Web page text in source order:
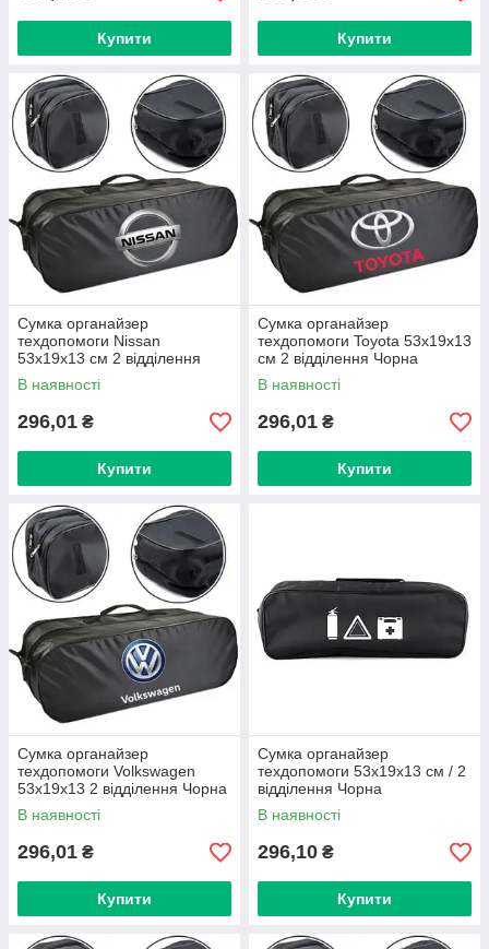
Купити Купити
Сумка органайзер
техдопомоги Nissan
53х19х13 см 2 відділення
Чорна
В наявності
296,01 ₴
Купити
Сумка органайзер
техдопомоги Toyota 53х19х13
см 2 відділення Чорна
В наявності
296,01 ₴
Купити
Сумка органайзер
техдопомоги Volkswagen
53х19х13 2 відділення Чорна
В наявності
296,01 ₴
Купити
Сумка органайзер
техдопомоги 53х19х13 см / 2
відділення Чорна
В наявності
296,10 ₴
Купити